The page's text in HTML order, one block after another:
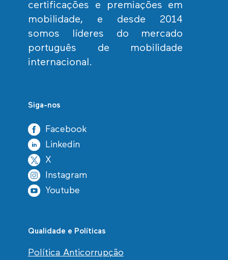
certificações e premiações em
mobilidade, e desde 2014
somos líderes do mercado
português de mobilidade
internacional.
Siga-nos
Facebook
Linkedin
X
Instagram
Youtube
Qualidade e Políticas
Política Anticorrupção